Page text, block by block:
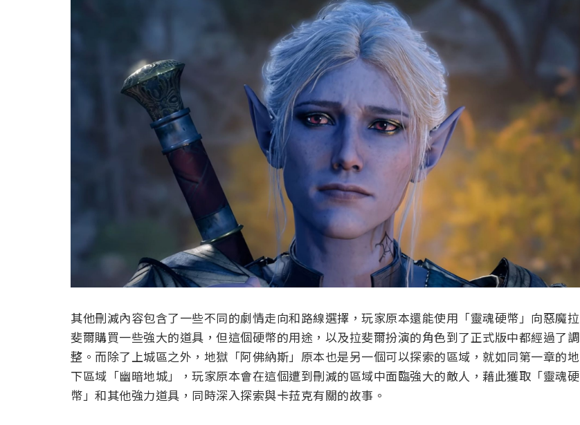
其他刪減內容包含了一些不同的劇情走向和路線選擇，玩家原本還能使用「靈魂硬幣」向惡魔拉
斐爾購買一些強大的道具，但這個硬幣的用途，以及拉斐爾扮演的角色到了正式版中都經過了調
整。而除了上城區之外，地獄「阿佛納斯」原本也是另一個可以探索的區域，就如同第一章的地
下區域「幽暗地城」，玩家原本會在這個遭到刪減的區域中面臨強大的敵人，藉此獲取「靈魂硬
幣」和其他強力道具，同時深入探索與卡菈克有關的故事。